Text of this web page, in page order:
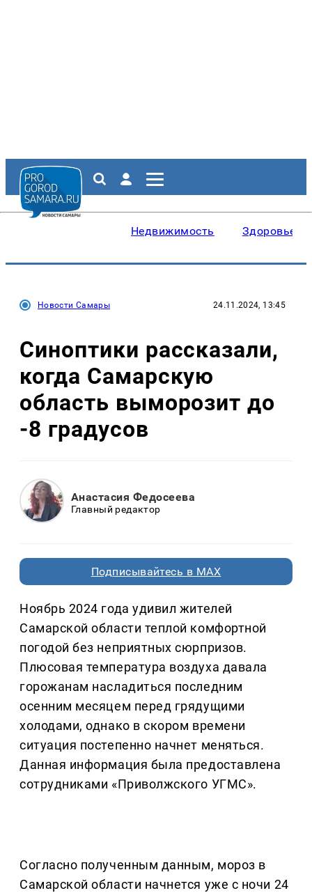
Недвижимость Здоровье
Новости Самары 24.11.2024, 13:45
Синоптики рассказали,
когда Самарскую
область выморозит до
-8 градусов
Анастасия Федосеева
Главный редактор
Подписывайтесь в MAX
Ноябрь 2024 года удивил жителей
Самарской области теплой комфортной
погодой без неприятных сюрпризов.
Плюсовая температура воздуха давала
горожанам насладиться последним
осенним месяцем перед грядущими
холодами, однако в скором времени
ситуация постепенно начнет меняться.
Данная информация была предоставлена
сотрудниками «Приволжского УГМС».
Согласно полученным данным, мороз в
Самарской области начнется уже с ночи 24